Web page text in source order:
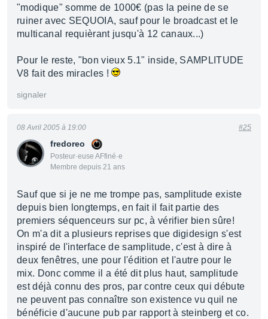
"modique" somme de 1000€ (pas la peine de se
ruiner avec SEQUOIA, sauf pour le broadcast et le
multicanal requièrant jusqu'à 12 canaux...)
Pour le reste, "bon vieux 5.1" inside, SAMPLITUDE
V8 fait des miracles !
signaler
fredoreo
Posteur·euse AFfiné·e
Membre depuis 21 ans
08 Avril 2005 à 19:00 #25
Sauf que si je ne me trompe pas, samplitude existe
depuis bien longtemps, en fait il fait partie des
premiers séquenceurs sur pc, à vérifier bien sûre!
On m'a dit a plusieurs reprises que digidesign s'est
inspiré de l'interface de samplitude, c'est à dire à
deux fenêtres, une pour l'édition et l'autre pour le
mix. Donc comme il a été dit plus haut, samplitude
est déjà connu des pros, par contre ceux qui débute
ne peuvent pas connaître son existence vu quil ne
bénéficie d'aucune pub par rapport à steinberg et co.